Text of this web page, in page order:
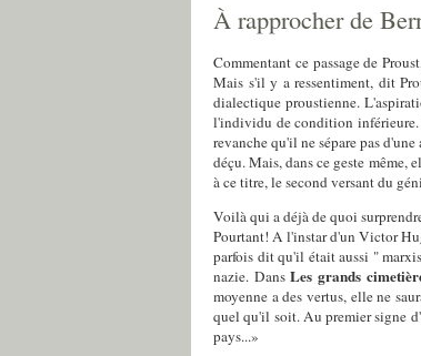
À rapprocher de
Commentant ce passage de
Mais s'il y a ressentiment, dit
dialectique proustienne.
l'individu de condition inférieure.
revanche qu'il ne sépare pas
déçu. Mais, dans ce geste même,
à ce titre, le second versant du
Voilà qui a déjà de quoi
Pourtant! A l'instar d'un Victor
parfois dit qu'il était aussi "
nazie. DansLes grands
moyenne a des vertus, elle ne
quel qu'il soit. Au premier signe
pays...»